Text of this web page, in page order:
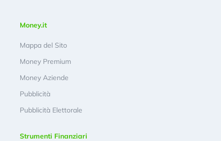
Money.it
Mappa del Sito
Money Premium
Money Aziende
Pubblicità
Pubblicità Elettorale
Strumenti Finanziari